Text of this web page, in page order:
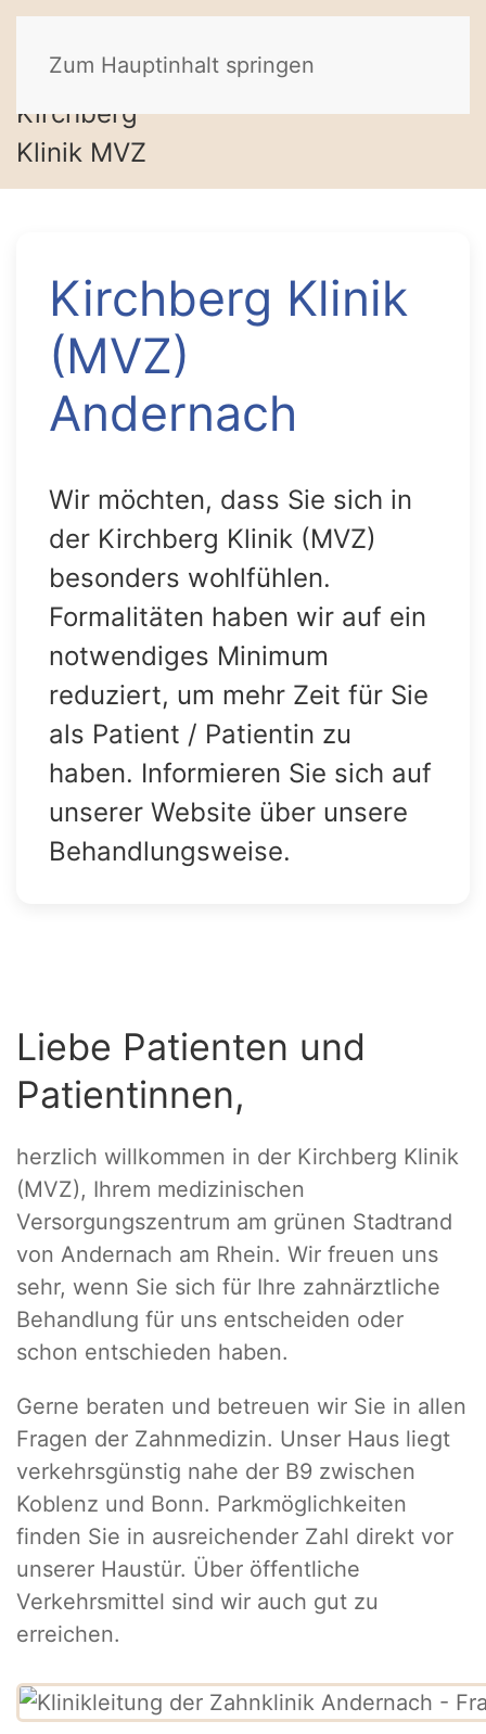
Zum Hauptinhalt springen
Kirchberg Klinik
(MVZ)
Andernach
Wir möchten, dass Sie sich in
der Kirchberg Klinik (MVZ)
besonders wohlfühlen.
Formalitäten haben wir auf ein
notwendiges Minimum
reduziert, um mehr Zeit für Sie
als Patient / Patientin zu
haben. Informieren Sie sich auf
unserer Website über unsere
Behandlungsweise.
Liebe Patienten und
Patientinnen,
herzlich willkommen in der Kirchberg Klinik
(MVZ), Ihrem medizinischen
Versorgungszentrum am grünen Stadtrand
von Andernach am Rhein. Wir freuen uns
sehr, wenn Sie sich für Ihre zahnärztliche
Behandlung für uns entscheiden oder
schon entschieden haben.
Gerne beraten und betreuen wir Sie in allen
Fragen der Zahnmedizin. Unser Haus liegt
verkehrsgünstig nahe der B9 zwischen
Koblenz und Bonn. Parkmöglichkeiten
finden Sie in ausreichender Zahl direkt vor
unserer Haustür. Über öffentliche
Verkehrsmittel sind wir auch gut zu
erreichen.